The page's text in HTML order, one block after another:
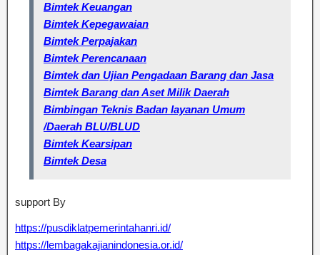
Bimtek Keuangan
Bimtek Kepegawaian
Bimtek Perpajakan
Bimtek Perencanaan
Bimtek dan Ujian Pengadaan Barang dan Jasa
Bimtek Barang dan Aset Milik Daerah
Bimbingan Teknis Badan layanan Umum
/Daerah BLU/BLUD
Bimtek Kearsipan
Bimtek Desa
support By
https://pusdiklatpemerintahanri.id/
https://lembagakajianindonesia.or.id/